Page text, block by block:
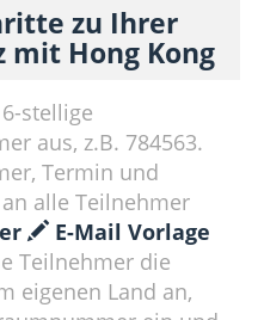
zu Ihrer
Hong Kong
stellige
aus, z.B. 784563.
Termin und
an alle Teilnehmer
E-Mail Vorlage
Teilnehmer die
eigenen Land an,